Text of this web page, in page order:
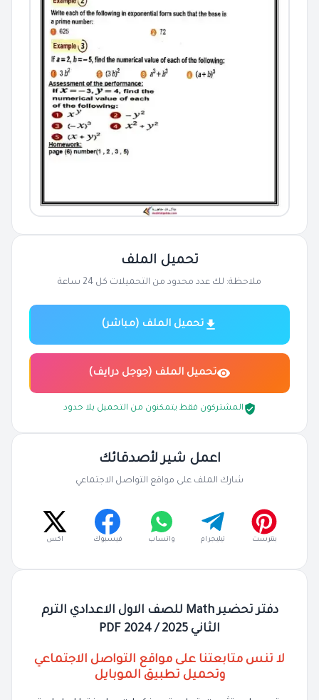
دفتر تحضير Math للصف الاول الاعدادي الترم
الثاني 2025 / 2024 PDF
لا تنس متابعتنا على مواقع التواصل الاجتماعي
وتحميل تطبيق الموبايل
تحميل الملف
ملاحظة: لك عدد محدود من التحميلات كل 24 ساعة
تحميل الملف (مباشر)
تحميل الملف (جوجل درايف)
المشتركون فقط يتمكنون من التحميل بلا حدود
اعمل شير لأصدقائك
شارك الملف على مواقع التواصل الاجتماعي
بنترست تيليجرام واتساب فيسبوك اكس